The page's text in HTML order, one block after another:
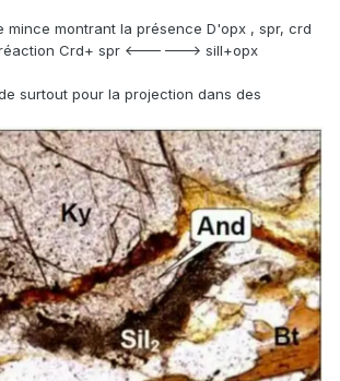
mince montrant la présence D'opx , spr, crd
réaction Crd+ spr <------> sill+opx
surtout pour la projection dans des